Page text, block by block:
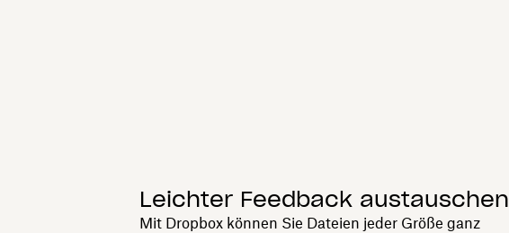
Leichter Feedback austauschen
Mit Dropbox können Sie Dateien jeder Größe ganz